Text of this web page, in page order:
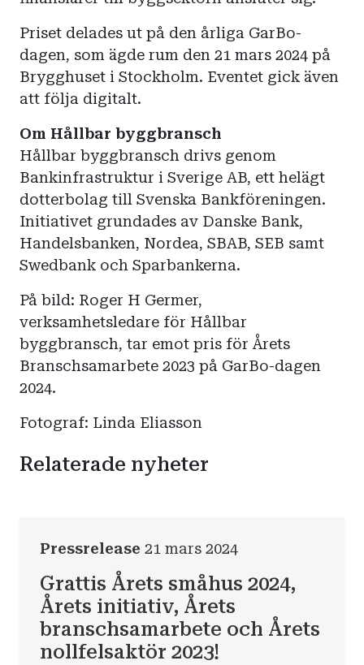
Priset delades ut på den årliga GarBo-
dagen, som ägde rum den 21 mars 2024 på
Brygghuset i Stockholm. Eventet gick även
att följa digitalt.
Om Hållbar byggbransch
Hållbar byggbransch drivs genom
Bankinfrastruktur i Sverige AB, ett helägt
dotterbolag till Svenska Bankföreningen.
Initiativet grundades av Danske Bank,
Handelsbanken, Nordea, SBAB, SEB samt
Swedbank och Sparbankerna.
På bild: Roger H Germer,
verksamhetsledare för Hållbar
byggbransch, tar emot pris för Årets
Branschsamarbete 2023 på GarBo-dagen
2024.
Fotograf: Linda Eliasson
Relaterade nyheter
Pressrelease 21 mars 2024
Grattis Årets småhus 2024,
Årets initiativ, Årets
branschsamarbete och Årets
nollfelsaktör 2023!